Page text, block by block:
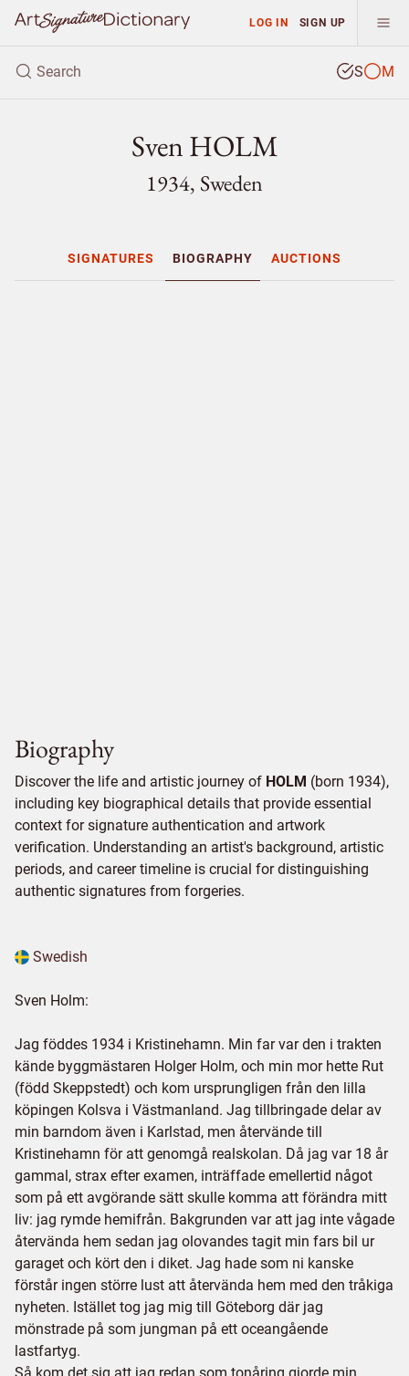
LOG IN SIGN UP
S M
Sven HOLM
1934, Sweden
SIGNATURES BIOGRAPHY AUCTIONS
Biography
Discover the life and artistic journey of HOLM (born 1934),
including key biographical details that provide essential
context for signature authentication and artwork
verification. Understanding an artist's background, artistic
periods, and career timeline is crucial for distinguishing
authentic signatures from forgeries.
Swedish
Sven Holm:
Jag föddes 1934 i Kristinehamn. Min far var den i trakten
kände byggmästaren Holger Holm, och min mor hette Rut
(född Skeppstedt) och kom ursprungligen från den lilla
köpingen Kolsva i Västmanland. Jag tillbringade delar av
min barndom även i Karlstad, men återvände till
Kristinehamn för att genomgå realskolan. Då jag var 18 år
gammal, strax efter examen, inträffade emellertid något
som på ett avgörande sätt skulle komma att förändra mitt
liv: jag rymde hemifrån. Bakgrunden var att jag inte vågade
återvända hem sedan jag olovandes tagit min fars bil ur
garaget och kört den i diket. Jag hade som ni kanske
förstår ingen större lust att återvända hem med den tråkiga
nyheten. Istället tog jag mig till Göteborg där jag
mönstrade på som jungman på ett oceangående
lastfartyg.